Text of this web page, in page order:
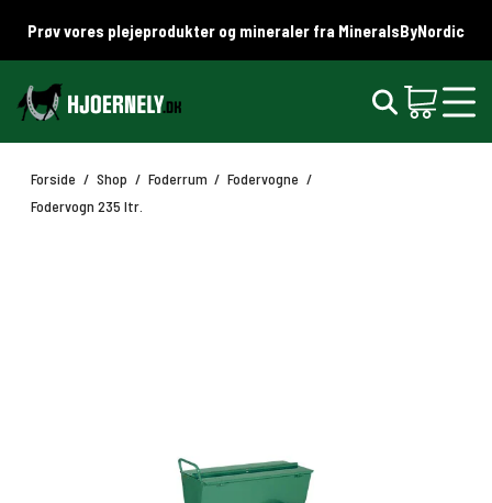
Prøv vores plejeprodukter og mineraler fra MineralsByNordic
Forside / Shop / Foderrum / Fodervogne /
Fodervogn 235 ltr.